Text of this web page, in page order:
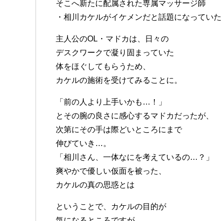
そこへ新たに配属された専属マッサージ師
・相川カケルがイケメンだと話題になってい
主人公のOL・マドカは、日々の
デスクワークで凝り固まっていた
体をほぐしてもらうため、
カケルの施術を受けてみることに。
「前の人より上手いかも…！」
とその腕の良さに感心するマドカだったが、
次第にその手は際どいところにまで
伸びていき…。
「相川さん、一体なにを考えているの…？」
爽やかで優しい仮面を被った、
カケルの真の思惑とは
ということで、カケルの目的が